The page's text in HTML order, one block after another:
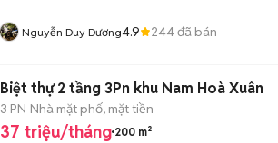
Nguyễn Duy Dương4.9 244đã bán
Biệt thự 2 tầng 3Pn khu Nam Hoà Xuân
3 PN Nhà mặt phố, mặt tiền
37 triệu/tháng 200 m²